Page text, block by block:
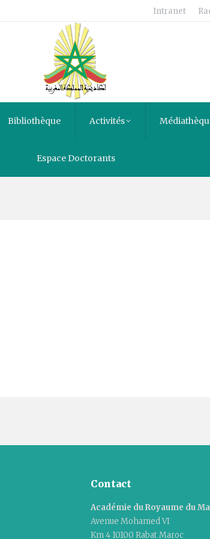
Intranet
Bibliothèque Activités
Espace Doctorants
Contact
Académie du Royaume du
Avenue Mohamed VI
Km 4 10100 Rabat Maroc